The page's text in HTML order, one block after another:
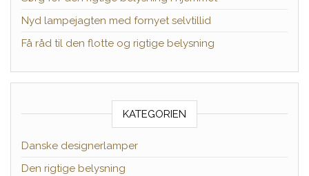
Nyd lampejagten med fornyet selvtillid
Få råd til den flotte og rigtige belysning
KATEGORIEN
Danske designerlamper
Den rigtige belysning